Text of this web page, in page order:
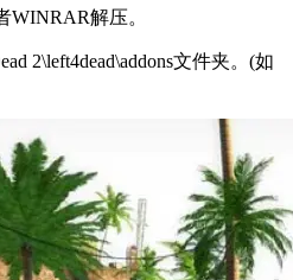
WINRAR解压。
2\left4dead\addons文件夹。(如